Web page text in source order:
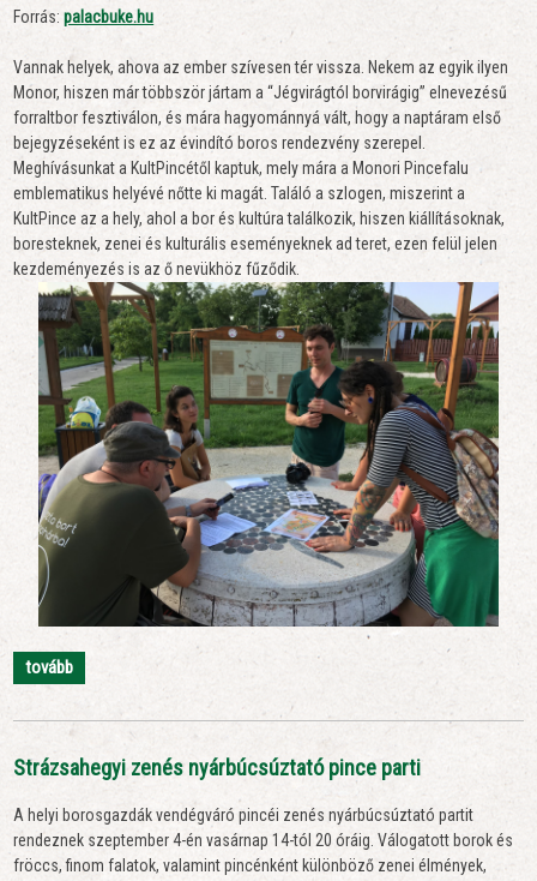
Forrás:palacbuke.hu
Vannak helyek, ahova az ember szívesen tér vissza. Nekem az egyik ilyen
Monor, hiszen már többször jártam a “Jégvirágtól borvirágig” elnevezésű
forraltbor fesztiválon, és mára hagyománnyá vált, hogy a naptáram első
bejegyzéseként is ez az évindító boros rendezvény szerepel.
Meghívásunkat a KultPincétől kaptuk, mely mára a Monori Pincefalu
emblematikus helyévé nőtte ki magát. Találó a szlogen, miszerint a
KultPince az a hely, ahol a bor és kultúra találkozik, hiszen kiállításoknak,
boresteknek, zenei és kulturális eseményeknek ad teret, ezen felül jelen
kezdeményezés is az ő nevükhöz fűződik.
tovább
Strázsahegyi zenés nyárbúcsúztató pince parti
A helyi borosgazdák vendégváró pincéi zenés nyárbúcsúztató partit
rendeznek szeptember 4-én vasárnap 14-tól 20 óráig. Válogatott borok és
fröccs, finom falatok, valamint pincénként különböző zenei élmények,